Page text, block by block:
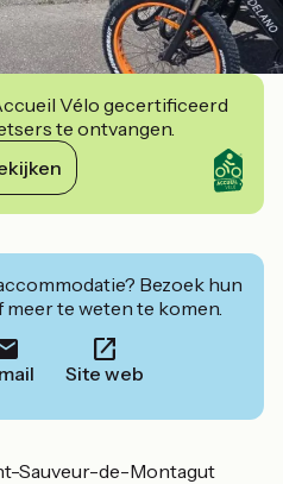
Vélo gecertificeerd
te ontvangen.
Bezoek hun
meer te weten te komen.
Site web
Sauveur-de-Montagut